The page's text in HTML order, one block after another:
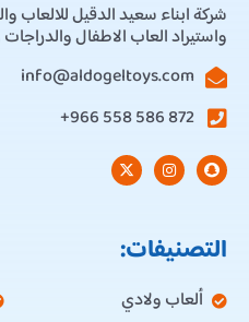
شركة ابناء سعيد الدقيل للالعاب
واستيراد العاب الاطفال
info@aldogeltoys.com
872 586 558 966+
التصنيفات:
ألعاب ولادي